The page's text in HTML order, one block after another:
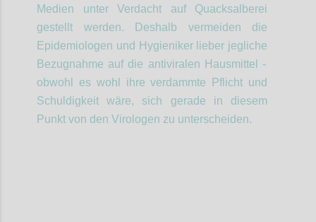
Medien unter Verdacht auf Quacksalberei
gestellt werden. Deshalb vermeiden die
Epidemiologen und Hygieniker lieber jegliche
Bezugnahme auf die antiviralen Hausmittel -
obwohl es wohl
ihre verdammte Pflicht und
Schuldigkeit wäre, sich gerade in diesem
Punkt von den Virologen zu unterscheiden.